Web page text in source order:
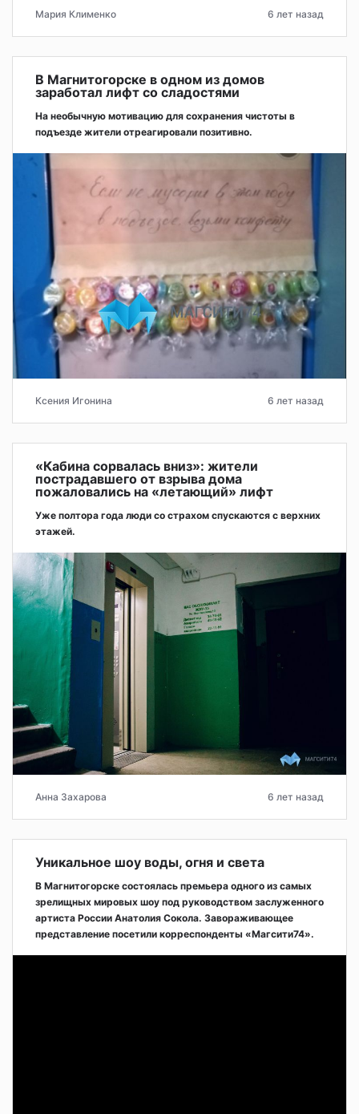
Мария Клименко 6 лет назад
В Магнитогорске в одном из домов
заработал лифт со сладостями
На необычную мотивацию для сохранения чистоты в
подъезде жители отреагировали позитивно.
Ксения Игонина 6 лет назад
«Кабина сорвалась вниз»: жители
пострадавшего от взрыва дома
пожаловались на «летающий» лифт
Уже полтора года люди со страхом спускаются с верхних
этажей.
Анна Захарова 6 лет назад
Уникальное шоу воды, огня и света
В Магнитогорске состоялась премьера одного из самых
зрелищных мировых шоу под руководством заслуженного
артиста России Анатолия Сокола. Завораживающее
представление посетили корреспонденты «Магсити74».